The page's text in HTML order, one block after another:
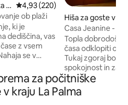
C Povprečna ocena: 4,93 od 5, št.
4,93 (220)
ob plaži
ki je
dediščina, vas
z vsem
se v
otoku, plaži
središču.
Hiša za goste v
Cruz de La Palma
Casa Jeanine -
mir
Topla
časa odklopiti od
Tukaj zgoraj
spokojnost in
sprostitev in
pohodniške poti
vrati. Središče
za počitniške
kraju La Palma